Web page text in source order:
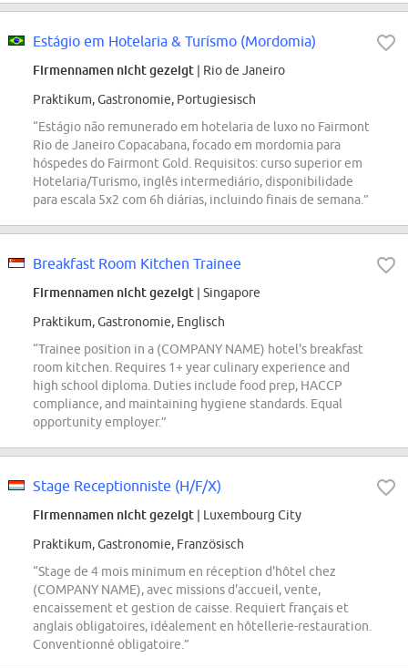
Estágio em Hotelaria & Turísmo (Mordomia)
Firmennamen nicht gezeigt | Rio de Janeiro
Praktikum, Gastronomie, Portugiesisch
“Estágio não remunerado em hotelaria de luxo no Fairmont
Rio de Janeiro Copacabana, focado em mordomia para
hóspedes do Fairmont Gold. Requisitos: curso superior em
Hotelaria/Turismo, inglês intermediário, disponibilidade
para escala 5x2 com 6h diárias, incluindo finais de semana.”
Breakfast Room Kitchen Trainee
Firmennamen nicht gezeigt | Singapore
Praktikum, Gastronomie, Englisch
“Trainee position in a (COMPANY NAME) hotel's breakfast
room kitchen. Requires 1+ year culinary experience and
high school diploma. Duties include food prep, HACCP
compliance, and maintaining hygiene standards. Equal
opportunity employer.”
Stage Receptionniste (H/F/X)
Firmennamen nicht gezeigt | Luxembourg City
Praktikum, Gastronomie, Französisch
“Stage de 4 mois minimum en réception d'hôtel chez
(COMPANY NAME), avec missions d'accueil, vente,
encaissement et gestion de caisse. Requiert français et
anglais obligatoires, idéalement en hôtellerie-restauration.
Conventionné obligatoire.”